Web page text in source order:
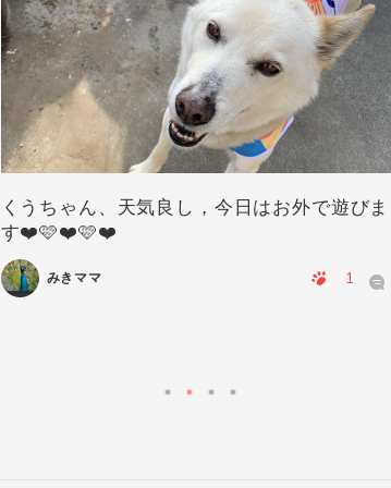
くうちゃん、天気良し，今日はお外で遊びま
す❤️🩷❤️🩷❤️
みきママ 1